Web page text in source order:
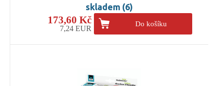
skladem (6)
173,60 Kč
7,24 EUR
Do košíku